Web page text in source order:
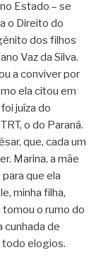
Estado – se
o Direito do
dos filhos
Vaz da Silva.
a conviver por
ela citou em
juíza do
o do Paraná.
que, cada um
Marina, a mãe
que ela
minha filha,
tomou o rumo do
cunhada de
todo elogios.